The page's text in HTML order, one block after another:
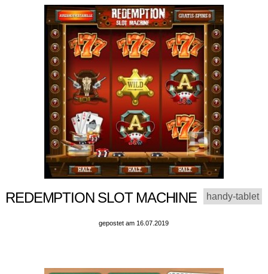
REDEMPTION SLOT MACHINE handy-tablet
gepostet am 16.07.2019